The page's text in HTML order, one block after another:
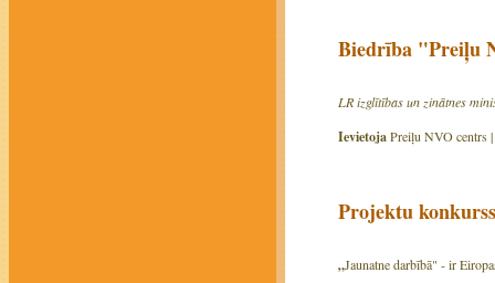
Biedrība "Preiļu
LR izglītības un zinātnes
IevietojaPreiļu NVO centrs |
Projektu
„Jaunatne darbībā" - ir